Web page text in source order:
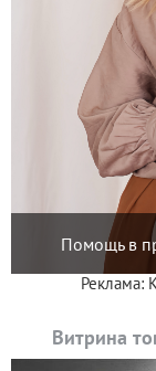
Помощь в
Реклама:
Витрина